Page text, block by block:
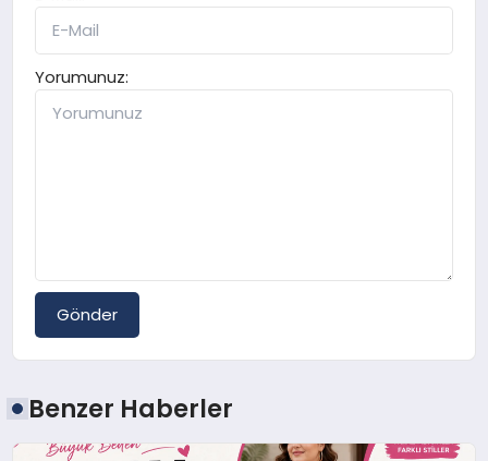
Yorumunuz:
Gönder
Benzer Haberler